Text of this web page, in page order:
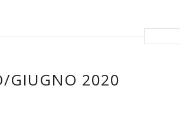
GIUGNO 2020